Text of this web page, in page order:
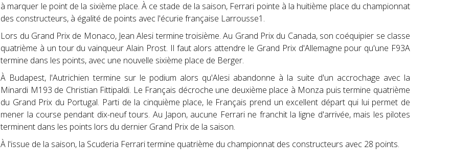
à marquer le point de la sixième place. À ce stade de la saison, Ferrari pointe à la huitième place du championnat
des constructeurs, à égalité de points avec l'écurie française Larrousse1.
Lors du Grand Prix de Monaco, Jean Alesi termine troisième. Au Grand Prix du Canada, son coéquipier se classe
quatrième à un tour du vainqueur Alain Prost. Il faut alors attendre le Grand Prix d'Allemagne pour qu'une F93A
termine dans les points, avec une nouvelle sixième place de Berger.
À Budapest, l'Autrichien termine sur le podium alors qu'Alesi abandonne à la suite d'un accrochage avec la
Minardi M193 de Christian Fittipaldi. Le Français décroche une deuxième place à Monza puis termine quatrième
du Grand Prix du Portugal. Parti de la cinquième place, le Français prend un excellent départ qui lui permet de
mener la course pendant dix-neuf tours. Au Japon, aucune Ferrari ne franchit la ligne d'arrivée, mais les pilotes
terminent dans les points lors du dernier Grand Prix de la saison.
À l'issue de la saison, la Scuderia Ferrari termine quatrième du championnat des constructeurs avec 28 points.